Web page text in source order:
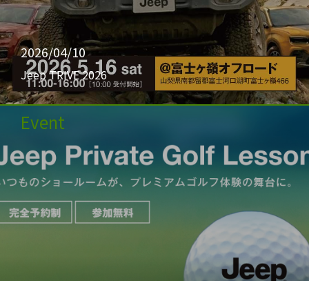
2026/04/10
Jeep TRIVE 2026
Event